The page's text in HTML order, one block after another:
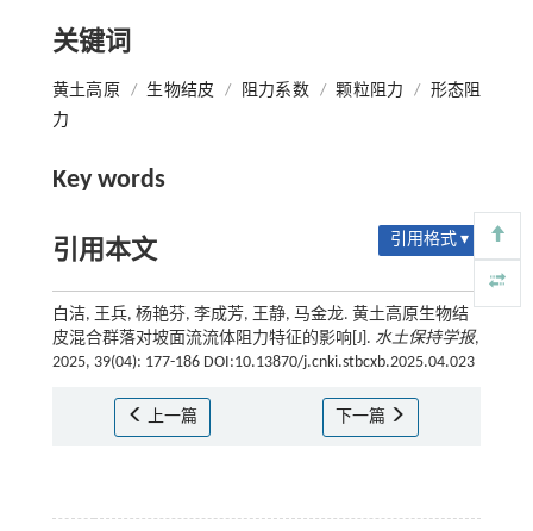
关键词
黄土高原 / 生物结皮 / 阻力系数 / 颗粒阻力 / 形态阻
力
Key words
引用本文 引用格式 ▾
白洁, 王兵, 杨艳芬, 李成芳, 王静, 马金龙. 黄土高原生物结
皮混合群落对坡面流流体阻力特征的影响[J]. 水土保持学报,
2025, 39(04): 177-186 DOI:10.13870/j.cnki.stbcxb.2025.04.023
上一篇 下一篇